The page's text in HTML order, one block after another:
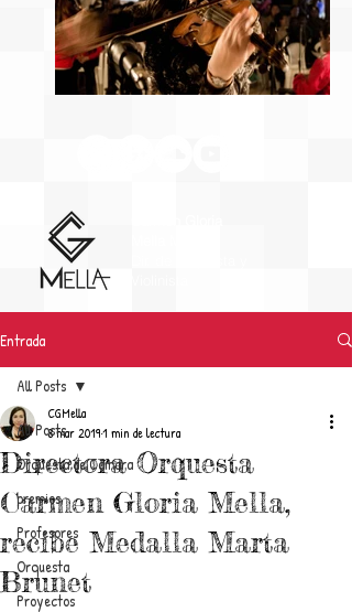
Entrada
All Posts
Orquesta de Cámara
premios
Profesores
Orquesta
Proyectos
All Posts
Directora Orquesta
Carmen Gloria Mella,
recibe Medalla Marta
Brunet
CGMella
8 mar 20191 min de lectura